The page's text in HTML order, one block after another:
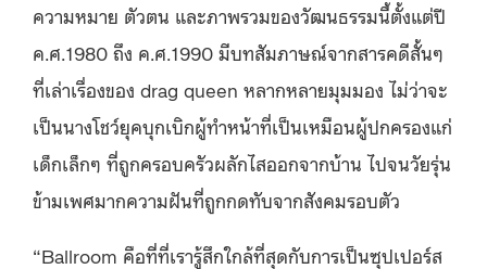
ความหมาย ตัวตน และภาพรวมของวัฒนธรรมนี้ตั้งแต่ปี
ค.ศ.1980 ถึง ค.ศ.1990 มีบทสัมภาษณ์จากสารคดีสั้นๆ
ที่เล่าเรื่องของ drag queen หลากหลายมุมมอง ไม่ว่าจะ
เป็นนางโชว์ยุคบุกเบิกผู้ทำหน้าที่เป็นเหมือนผู้ปกครองแก่
เด็กเล็กๆ ที่ถูกครอบครัวผลักไสออกจากบ้าน ไปจนวัยรุ่น
ข้ามเพศมากความฝันที่ถูกกดทับจากสังคมรอบตัว
“Ballroom คือที่ที่เรารู้สึกใกล้ที่สุดกับการเป็นซุปเปอร์ส